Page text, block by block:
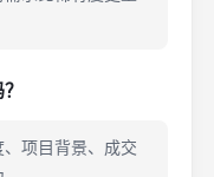
项目背景、成交